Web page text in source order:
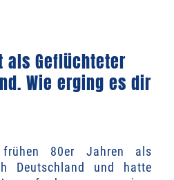
als Geflüchteter
Wie erging es dir
80er Jahren als
Deutschland und hatte